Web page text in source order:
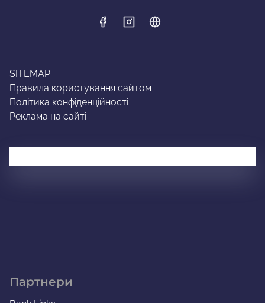
SITEMAP
Правила користування сайтом
Політика конфіденційності
Реклама на сайті
Партнери